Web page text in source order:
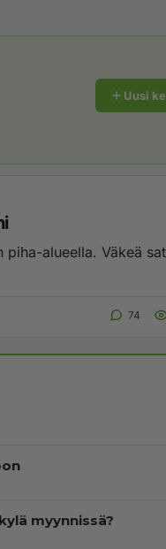
Uusi
alueella. Väkeä
74
myynnissä?